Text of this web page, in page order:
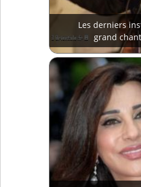
Les derniers
grand